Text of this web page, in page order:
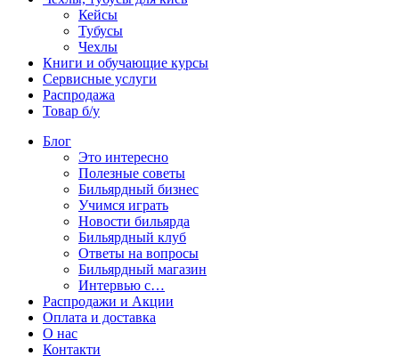
Кейсы
Тубусы
Чехлы
Книги и обучающие курсы
Сервисные услуги
Распродажа
Товар б/у
Блог
Это интересно
Полезные советы
Бильярдный бизнес
Учимся играть
Новости бильярда
Бильярдный клуб
Ответы на вопросы
Бильярдный магазин
Интервью с…
Распродажи и Акции
Оплата и доставка
О нас
Контакти